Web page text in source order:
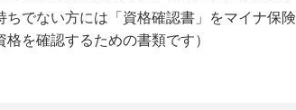
ちでない方には「資格確認書」をマイナ保
を確認するための書類です）